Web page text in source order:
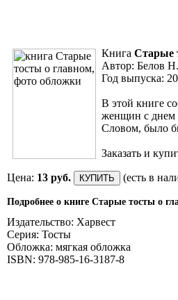
Книга Старые
Автор: Белов
Год выпуска:
В этой книге
женщин с днем
Словом, было
Заказать и
Цена: 13 руб. (есть в
Подробнее о книге Старые тосты о
Издательство: Харвест
Серия: Тосты
Обложка: мягкая обложка
ISBN: 978-985-16-3187-8